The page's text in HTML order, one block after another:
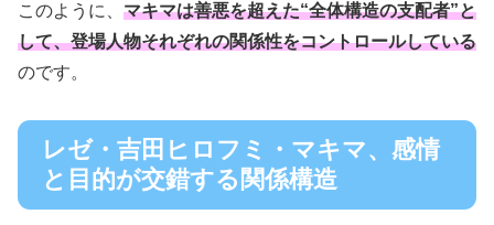
このように、 マキマは善悪を超えた“全体構造の支配者”と
して、登場人物それぞれの関係性をコントロールしている
のです。
レゼ・吉田ヒロフミ・マキマ、感情
と目的が交錯する関係構造